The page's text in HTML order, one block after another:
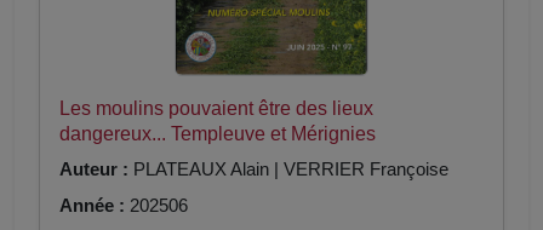
Les moulins pouvaient être des lieux
dangereux... Templeuve et Mérignies
Auteur : PLATEAUX Alain | VERRIER Françoise
Année : 202506